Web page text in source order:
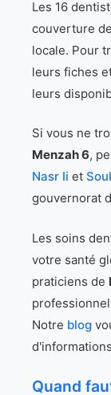
Les 16
couverture
locale. Pour
leurs fiches
leurs
Si vous ne
Menzah 6,
Nasr Ii et
gouvernorat
Les soins
votre santé
praticiens de
Notre blog
Quand